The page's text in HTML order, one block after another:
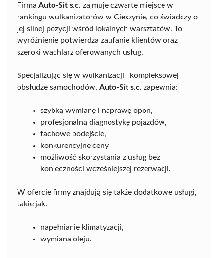
Firma Auto-Sit s.c. zajmuje czwarte miejsce w
rankingu wulkanizatorów w Cieszynie, co świadczy o
jej silnej pozycji wśród lokalnych warsztatów. To
wyróżnienie potwierdza zaufanie klientów oraz
szeroki wachlarz oferowanych usług.
Specjalizując się w wulkanizacji i kompleksowej
obsłudze samochodów, Auto-Sit s.c. zapewnia:
szybką wymianę i naprawę opon,
profesjonalną diagnostykę pojazdów,
fachowe podejście,
konkurencyjne ceny,
możliwość skorzystania z usług bez
konieczności wcześniejszej rezerwacji.
W ofercie firmy znajdują się także dodatkowe usługi,
takie jak:
napełnianie klimatyzacji,
wymiana oleju.